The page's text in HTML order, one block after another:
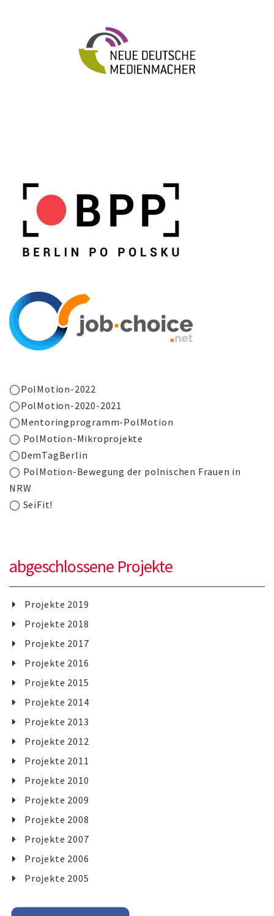
◯PolMotion-2022
◯PolMotion-2020-2021
◯Mentoringprogramm-PolMotion
◯ PolMotion-Mikroprojekte
◯DemTagBerlin
◯ PolMotion-Bewegung der polnischen Frauen in
NRW
◯ SeiFit!
abgeschlossene Projekte
Projekte 2019
Projekte 2018
Projekte 2017
Projekte 2016
Projekte 2015
Projekte 2014
Projekte 2013
Projekte 2012
Projekte 2011
Projekte 2010
Projekte 2009
Projekte 2008
Projekte 2007
Projekte 2006
Projekte 2005